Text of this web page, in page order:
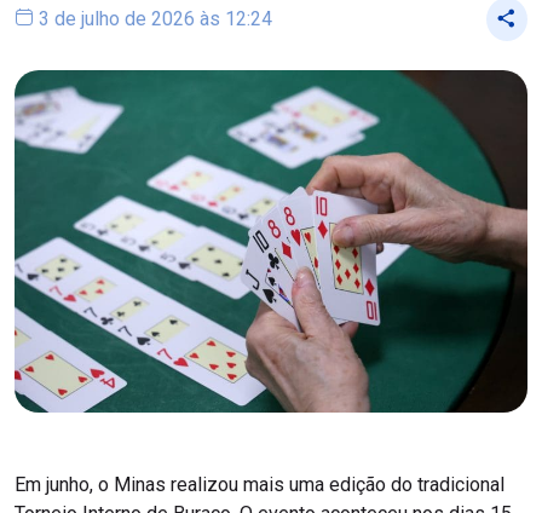
3 de julho de 2026 às 12:24
Em junho, o Minas realizou mais uma edição do tradicional